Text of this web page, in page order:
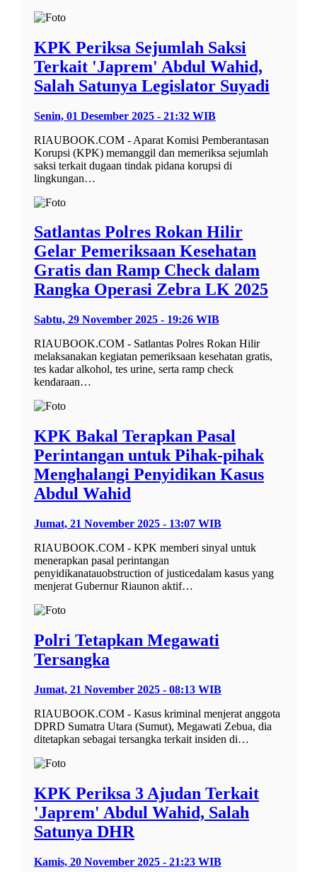
KPK Periksa Sejumlah Saksi
Terkait 'Japrem' Abdul Wahid,
Salah Satunya Legislator Suyadi
Senin, 01 Desember 2025 - 21:32 WIB
RIAUBOOK.COM - Aparat Komisi Pemberantasan
Korupsi (KPK) memanggil dan memeriksa sejumlah
saksi terkait dugaan tindak pidana korupsi di
lingkungan…
Satlantas Polres Rokan Hilir
Gelar Pemeriksaan Kesehatan
Gratis dan Ramp Check dalam
Rangka Operasi Zebra LK 2025
Sabtu, 29 November 2025 - 19:26 WIB
RIAUBOOK.COM - Satlantas Polres Rokan Hilir
melaksanakan kegiatan pemeriksaan kesehatan gratis,
tes kadar alkohol, tes urine, serta ramp check
kendaraan…
KPK Bakal Terapkan Pasal
Perintangan untuk Pihak-pihak
Menghalangi Penyidikan Kasus
Abdul Wahid
Jumat, 21 November 2025 - 13:07 WIB
RIAUBOOK.COM - KPK memberi sinyal untuk
menerapkan pasal perintangan
penyidikanatauobstruction of justicedalam kasus yang
menjerat Gubernur Riaunon aktif…
Polri Tetapkan Megawati
Tersangka
Jumat, 21 November 2025 - 08:13 WIB
RIAUBOOK.COM - Kasus kriminal menjerat anggota
DPRD Sumatra Utara (Sumut), Megawati Zebua, dia
ditetapkan sebagai tersangka terkait insiden di…
KPK Periksa 3 Ajudan Terkait
'Japrem' Abdul Wahid, Salah
Satunya DHR
Kamis, 20 November 2025 - 21:23 WIB